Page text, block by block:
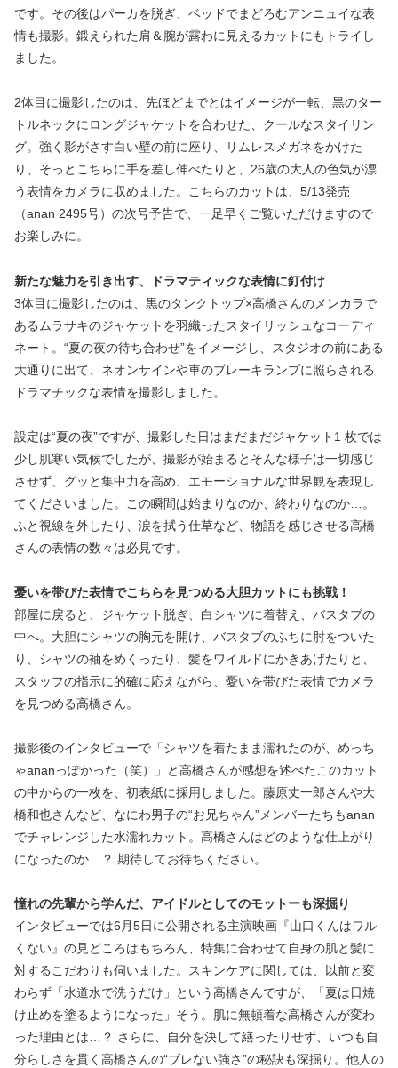
です。その後はパーカを脱ぎ、ベッドでまどろむアンニュイな表
情も撮影。鍛えられた肩＆腕が露わに見えるカットにもトライし
ました。
2体目に撮影したのは、先ほどまでとはイメージが一転、黒のター
トルネックにロングジャケットを合わせた、クールなスタイリン
グ。強く影がさす白い壁の前に座り、リムレスメガネをかけた
り、そっとこちらに手を差し伸べたりと、26歳の大人の色気が漂
う表情をカメラに収めました。こちらのカットは、5/13発売
（anan 2495号）の次号予告で、一足早くご覧いただけますので
お楽しみに。
新たな魅力を引き出す、ドラマティックな表情に釘付け
3体目に撮影したのは、黒のタンクトップ×高橋さんのメンカラで
あるムラサキのジャケットを羽織ったスタイリッシュなコーディ
ネート。“夏の夜の待ち合わせ”をイメージし、スタジオの前にある
大通りに出て、ネオンサインや車のブレーキランプに照らされる
ドラマチックな表情を撮影しました。
設定は“夏の夜”ですが、撮影した日はまだまだジャケット1 枚では
少し肌寒い気候でしたが、撮影が始まるとそんな様子は一切感じ
させず、グッと集中力を高め、エモーショナルな世界観を表現し
てくださいました。この瞬間は始まりなのか、終わりなのか…。
ふと視線を外したり、涙を拭う仕草など、物語を感じさせる高橋
さんの表情の数々は必見です。
憂いを帯びた表情でこちらを見つめる大胆カットにも挑戦！
部屋に戻ると、ジャケット脱ぎ、白シャツに着替え、バスタブの
中へ。大胆にシャツの胸元を開け、バスタブのふちに肘をついた
り、シャツの袖をめくったり、髪をワイルドにかきあげたりと、
スタッフの指示に的確に応えながら、憂いを帯びた表情でカメラ
を見つめる高橋さん。
撮影後のインタビューで「シャツを着たまま濡れたのが、めっち
ゃananっぽかった（笑）」と高橋さんが感想を述べたこのカット
の中からの一枚を、初表紙に採用しました。藤原丈一郎さんや大
橋和也さんなど、なにわ男子の“お兄ちゃん”メンバーたちもanan
でチャレンジした水濡れカット。高橋さんはどのような仕上がり
になったのか…？ 期待してお待ちください。
憧れの先輩から学んだ、アイドルとしてのモットーも深掘り
インタビューでは6月5日に公開される主演映画『山口くんはワル
くない』の見どころはもちろん、特集に合わせて自身の肌と髪に
対するこだわりも伺いました。スキンケアに関しては、以前と変
わらず「水道水で洗うだけ」という高橋さんですが、「夏は日焼
け止めを塗るようになった」そう。肌に無頓着な高橋さんが変わ
った理由とは…？ さらに、自分を決して繕ったりせず、いつも自
分らしさを貫く高橋さんの“ブレない強さ”の秘訣も深掘り。他人の